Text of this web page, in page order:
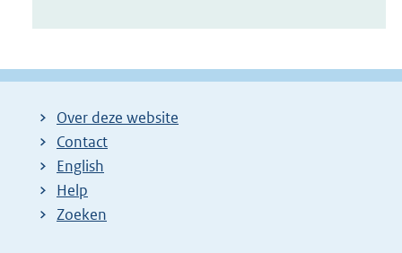
Over deze website
Contact
English
Help
Zoeken